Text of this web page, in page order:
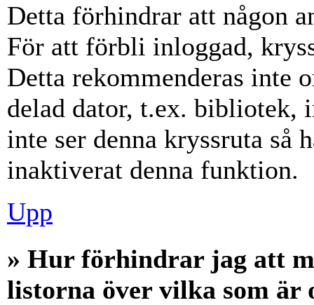
Detta förhindrar att någon
För att förbli inloggad,
Detta rekommenderas inte
delad dator, t.ex. bibliotek,
inte ser denna kryssruta så
inaktiverat denna funktion.
Upp
» Hur förhindrar jag att
listorna över vilka som är